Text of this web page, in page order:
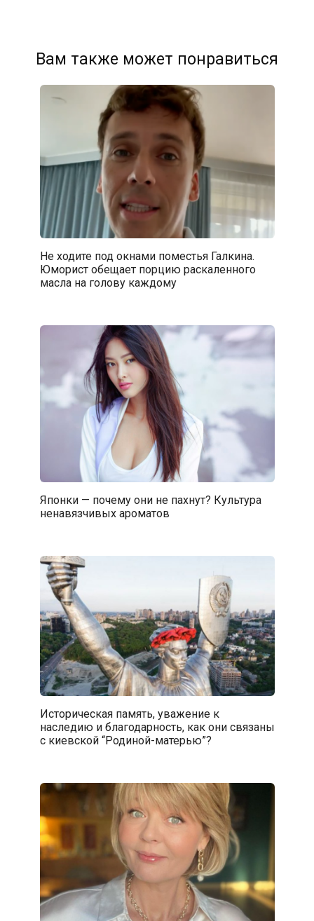
Вам также может понравиться
Не ходите под окнами поместья Галкина.
Юморист обещает порцию раскаленного
масла на голову каждому
Японки — почему они не пахнут? Культура
ненавязчивых ароматов
Историческая память, уважение к
наследию и благодарность, как они связаны
с киевской “Родиной-матерью”?